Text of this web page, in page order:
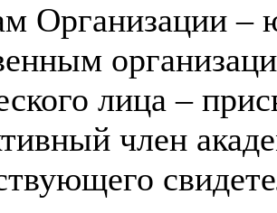
Организации –
лица –
член